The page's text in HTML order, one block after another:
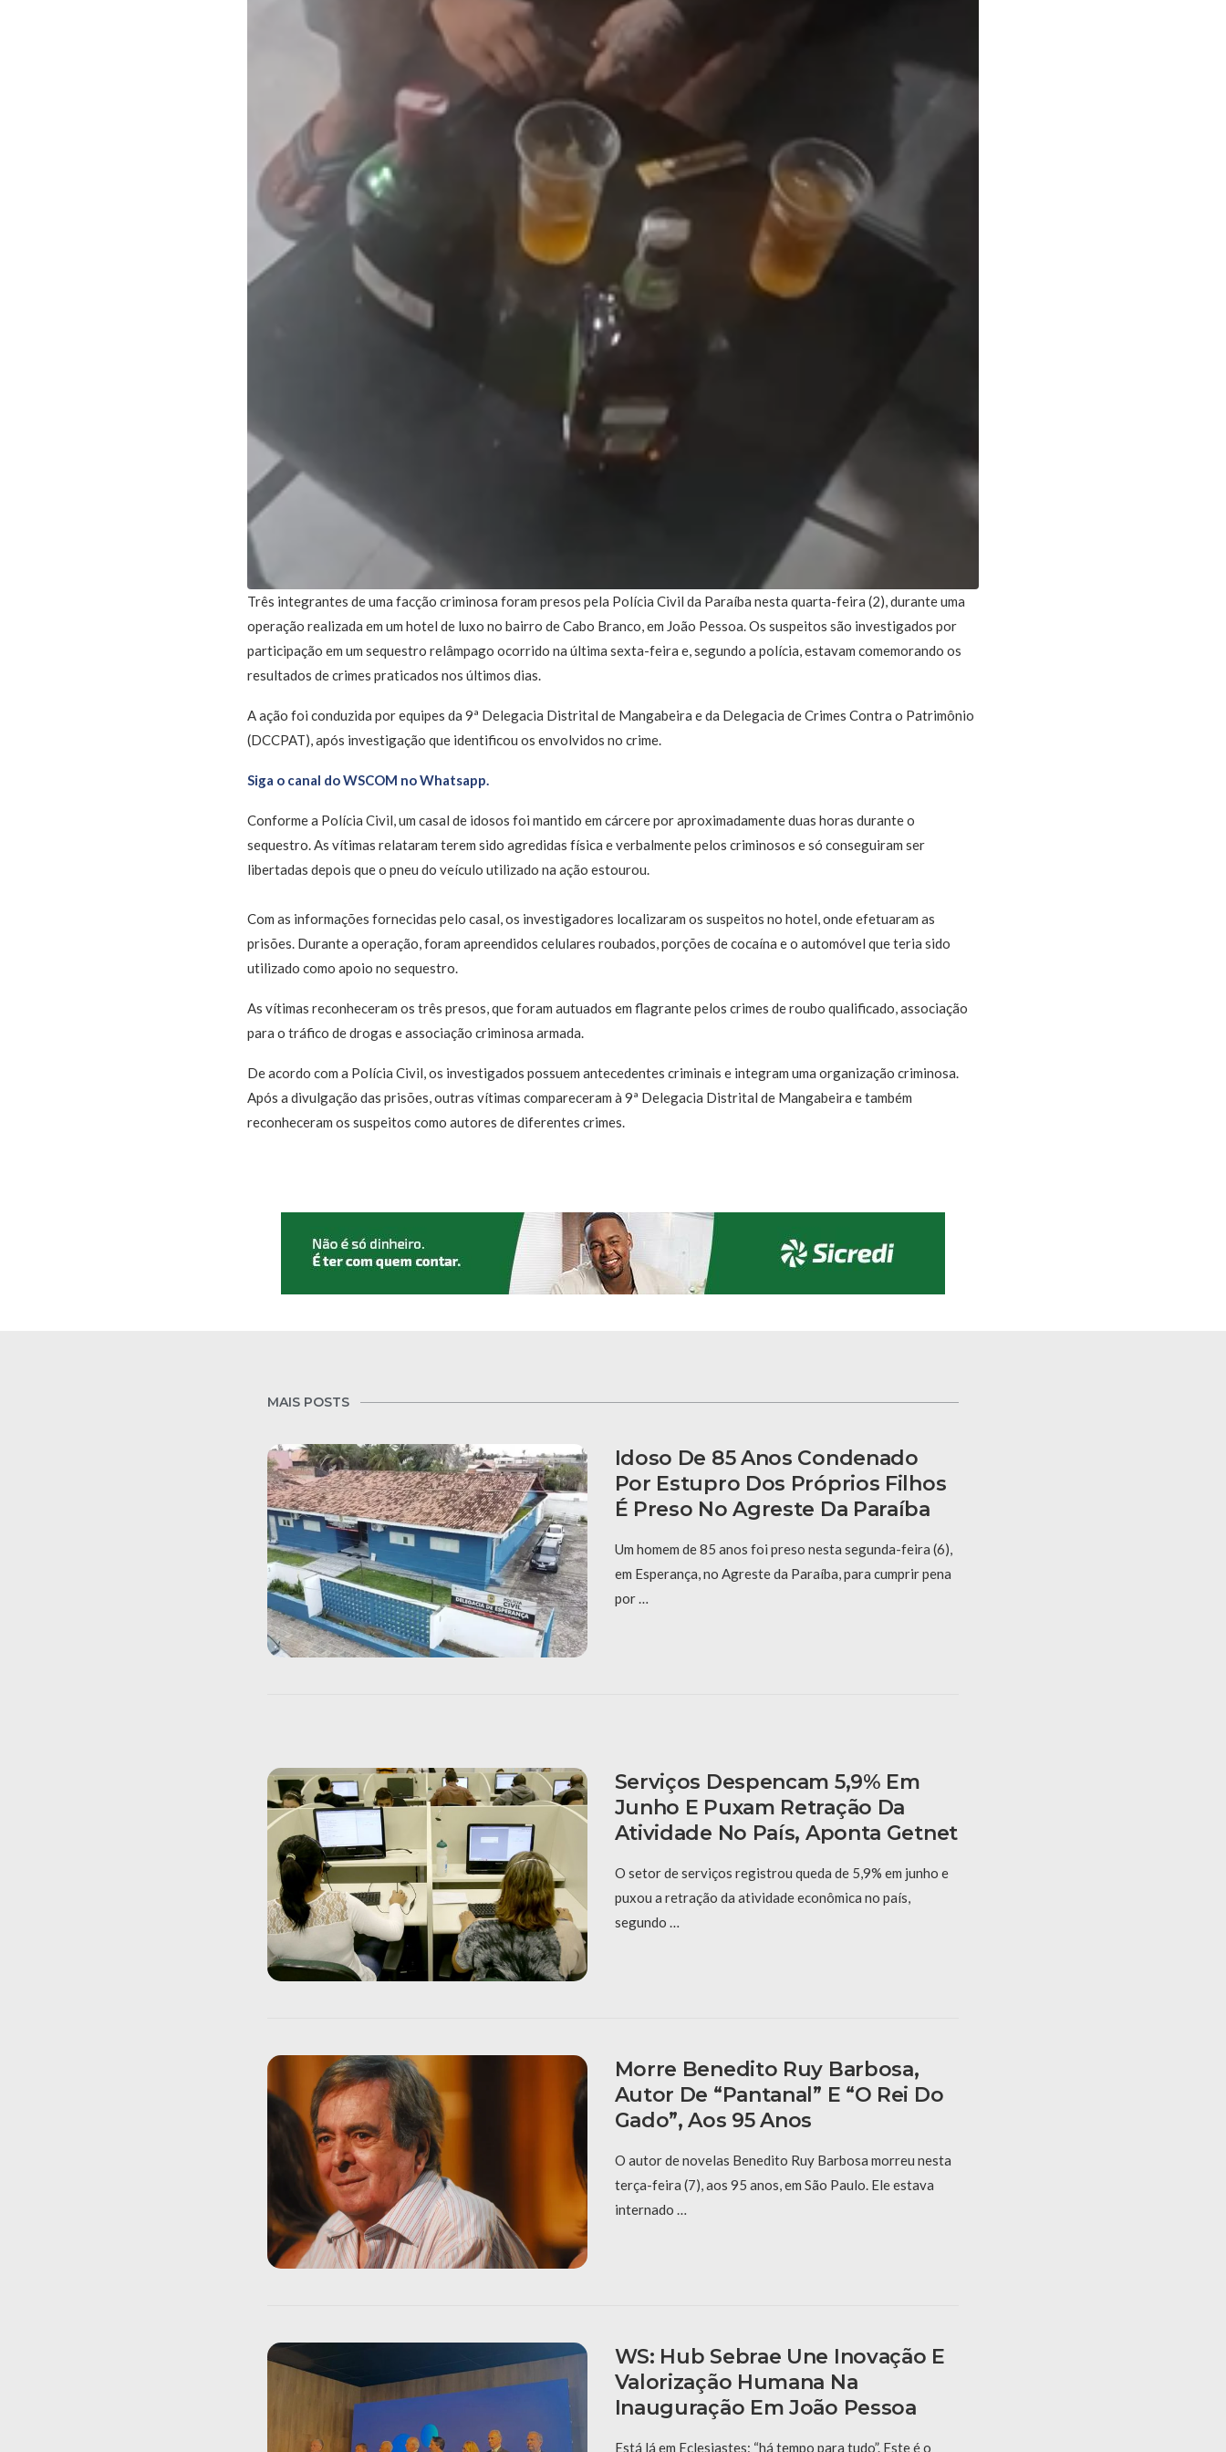
Três integrantes de uma facção criminosa foram presos pela Polícia Civil da Paraíba nesta quarta-feira (2), durante uma
operação realizada em um hotel de luxo no bairro de Cabo Branco, em João Pessoa. Os suspeitos são investigados por
participação em um sequestro relâmpago ocorrido na última sexta-feira e, segundo a polícia, estavam comemorando os
resultados de crimes praticados nos últimos dias.
A ação foi conduzida por equipes da 9ª Delegacia Distrital de Mangabeira e da Delegacia de Crimes Contra o Patrimônio
(DCCPAT), após investigação que identificou os envolvidos no crime.
Siga o canal do WSCOM no Whatsapp.
Conforme a Polícia Civil, um casal de idosos foi mantido em cárcere por aproximadamente duas horas durante o
sequestro. As vítimas relataram terem sido agredidas física e verbalmente pelos criminosos e só conseguiram ser
libertadas depois que o pneu do veículo utilizado na ação estourou.
Com as informações fornecidas pelo casal, os investigadores localizaram os suspeitos no hotel, onde efetuaram as
prisões. Durante a operação, foram apreendidos celulares roubados, porções de cocaína e o automóvel que teria sido
utilizado como apoio no sequestro.
As vítimas reconheceram os três presos, que foram autuados em flagrante pelos crimes de roubo qualificado, associação
para o tráfico de drogas e associação criminosa armada.
De acordo com a Polícia Civil, os investigados possuem antecedentes criminais e integram uma organização criminosa.
Após a divulgação das prisões, outras vítimas compareceram à 9ª Delegacia Distrital de Mangabeira e também
reconheceram os suspeitos como autores de diferentes crimes.
MAIS POSTS
Idoso De 85 Anos Condenado
Por Estupro Dos Próprios Filhos
É Preso No Agreste Da Paraíba
Um homem de 85 anos foi preso nesta segunda-feira (6),
em Esperança, no Agreste da Paraíba, para cumprir pena
por …
Serviços Despencam 5,9% Em
Junho E Puxam Retração Da
Atividade No País, Aponta Getnet
O setor de serviços registrou queda de 5,9% em junho e
puxou a retração da atividade econômica no país,
segundo …
Morre Benedito Ruy Barbosa,
Autor De “Pantanal” E “O Rei Do
Gado”, Aos 95 Anos
O autor de novelas Benedito Ruy Barbosa morreu nesta
terça-feira (7), aos 95 anos, em São Paulo. Ele estava
internado …
WS: Hub Sebrae Une Inovação E
Valorização Humana Na
Inauguração Em João Pessoa
Está lá em Eclesiastes: “há tempo para tudo”. Este é o